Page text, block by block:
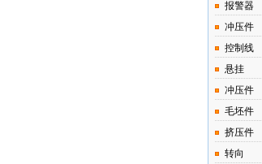
报警器
冲压件
控制线
悬挂
冲压件
毛坯件
挤压件
转向